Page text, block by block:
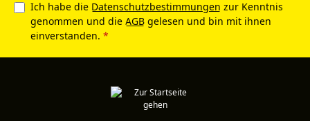
Ich habe die Datenschutzbestimmungen zur Kenntnis
genommen und die AGB gelesen und bin mit ihnen
einverstanden. *